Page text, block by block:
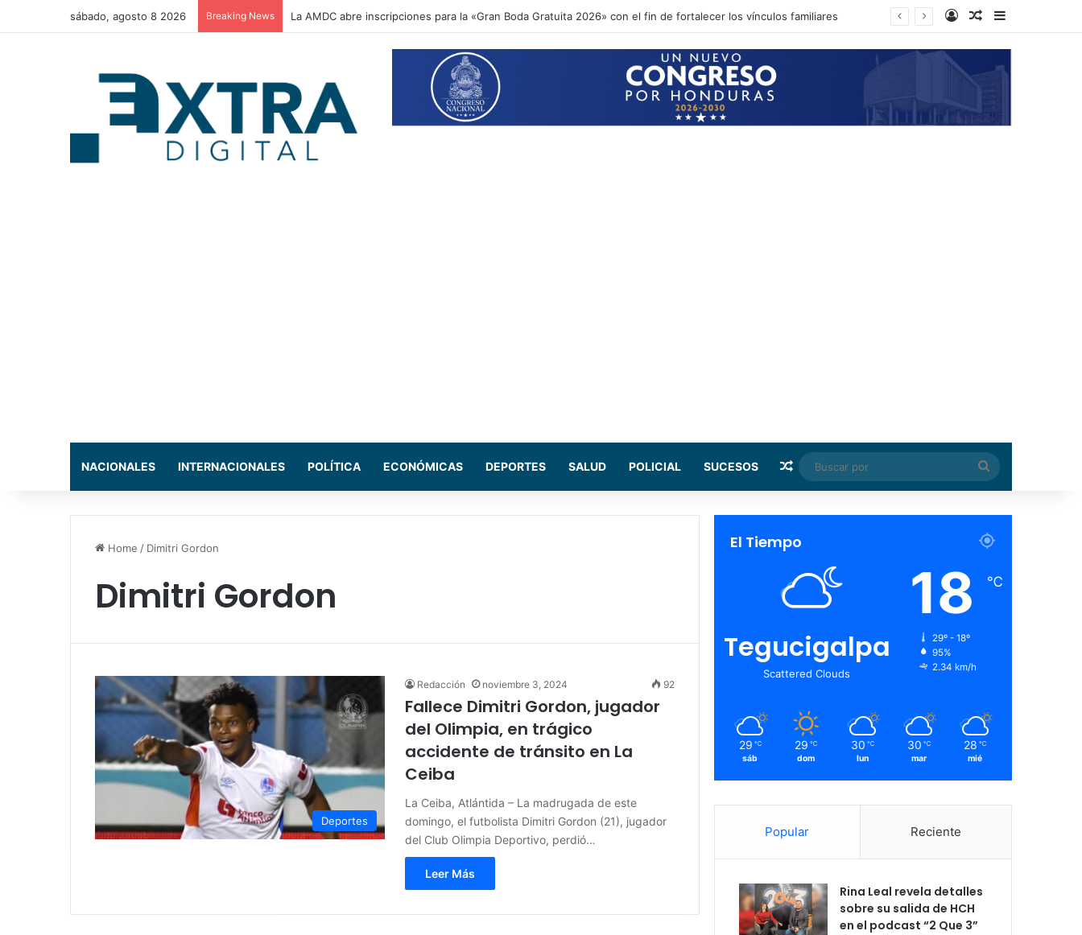
sábado, agosto 8 2026 Breaking News La AMDC abre inscripciones para la «Gran Boda Gratuita 2026» con el fin de fortalecer los vínculos familiares Log InRandom Article
NACIONALES INTERNACIONALES POLÍTICA ECONÓMICAS DEPORTES SALUD POLICIAL SUCESOS Random Article
Buscar
por
Home / Dimitri Gordon
Dimitri Gordon
Deportes
Redacción noviembre 3, 2024 92
Fallece Dimitri Gordon, jugador
del Olimpia, en trágico
accidente de tránsito en La
Ceiba
La Ceiba, Atlántida – La madrugada de este
domingo, el futbolista Dimitri Gordon (21), jugador
del Club Olimpia Deportivo, perdió…
Leer Más
El Tiempo
Tegucigalpa
Scattered Clouds
18 ℃
29º - 18º
95%
2.34 km/h
29 ℃
sáb
29 ℃
dom
30 ℃
lun
30 ℃
mar
28 ℃
mié
Popular Reciente
Rina Leal revela detalles
sobre su salida de HCH
en el podcast “2 Que 3”